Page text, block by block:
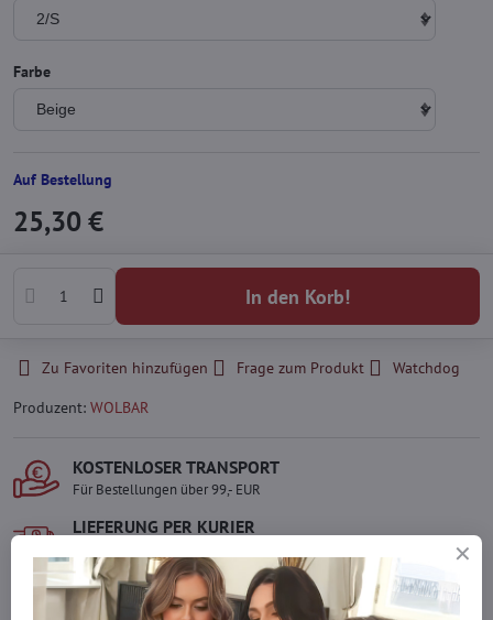
Farbe
Auf Bestellung
25,30 €
In den Korb!
Zu Favoriten hinzufügen Frage zum Produkt
Watchdog
Produzent: WOLBAR
KOSTENLOSER TRANSPORT
Für Bestellungen über 99,- EUR
LIEFERUNG PER KURIER
SICHERE ZAHLUNGEN
Gesicherte Online-Zahlungen